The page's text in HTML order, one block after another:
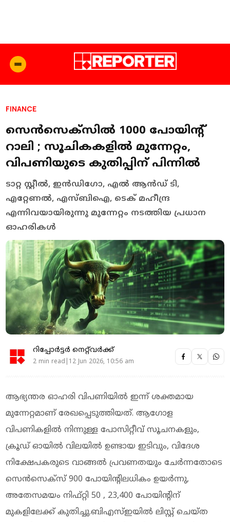
FINANCE
സെൻസെക്സിൽ 1000 പോയിന്റ്
റാലി ; സൂചികകളിൽ മുന്നേറ്റം,
വിപണിയുടെ കുതിപ്പിന് പിന്നിൽ
ടാറ്റ സ്റ്റീൽ, ഇൻഡിഗോ, എൽ ആൻഡ് ടി,
എറ്റേണൽ, എസ്‌ബി‌ഐ, ടെക് മഹീന്ദ്ര
എന്നിവയായിരുന്നു മുന്നേറ്റം നടത്തിയ പ്രധാന
ഓഹരികൾ
റിപ്പോർട്ടർ നെറ്റ്‌വര്‍ക്ക്‌
2 min read|12 Jun 2026, 10:56 am
ആഭ്യന്തര ഓഹരി വിപണിയിൽ ഇന്ന് ശക്തമായ
മുന്നേറ്റമാണ് രേഖപ്പെടുത്തിയത്. ആഗോള
വിപണികളിൽ നിന്നുള്ള പോസിറ്റീവ് സൂചനകളും,
ക്രൂഡ് ഓയിൽ വിലയിൽ ഉണ്ടായ ഇടിവും, വിദേശ
നിക്ഷേപകരുടെ വാങ്ങൽ പ്രവണതയും ചേർന്നതോടെ
സെൻസെക്സ് 900 പോയിന്റിലധികം ഉയർന്നു,
അതേസമയം നിഫ്റ്റി 50 , 23,400 പോയിന്റിന്
മുകളിലേക്ക് കുതിച്ചു.ബിഎസ്ഇയിൽ ലിസ്റ്റ് ചെയ്ത